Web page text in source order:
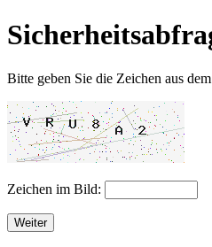
Bitte geben Sie die Zeichen aus
Zeichen im Bild:
Weiter